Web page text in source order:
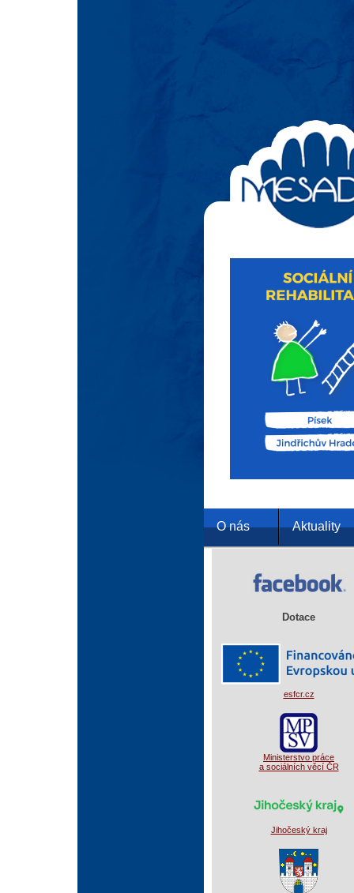
O nás Aktuality
Dotace
esfcr.cz
Ministerstvo práce
a sociálních věcí ČR
Jihočeský kraj